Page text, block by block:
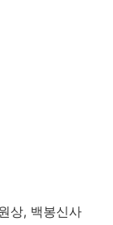
상, 백봉신사